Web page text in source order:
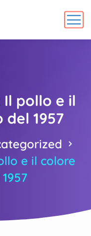
Il pollo e il
1957
e il colore